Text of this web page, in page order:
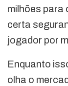
milhões para
certa
jogador por
Enquanto
olha o